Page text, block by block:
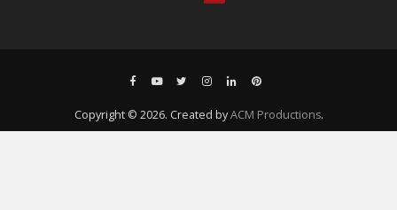
Copyright © 2026. Created byACM Productions.